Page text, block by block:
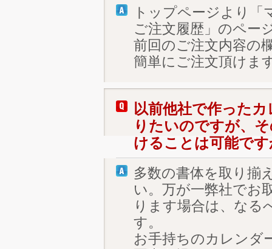
トップページより「
ご注文履歴」のペー
前回のご注文内容の
簡単にご注文頂けま
以前他社で作った
りたいのですが、
けることは可能で
多数の書体を取り揃
い。万が一弊社でお
ります場合は、なる
す。
お手持ちのカレンダ